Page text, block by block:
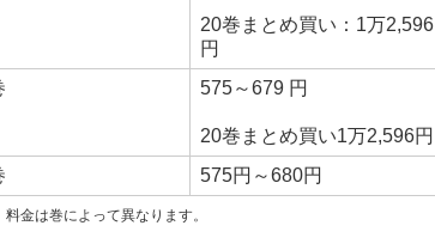
20巻まとめ買い：1万2,596
円
575～679 円
20巻まとめ買い1万2,596円
575円～680円
金は巻によって異なります。